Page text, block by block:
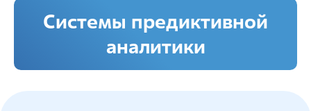
Системы предиктивной
аналитики